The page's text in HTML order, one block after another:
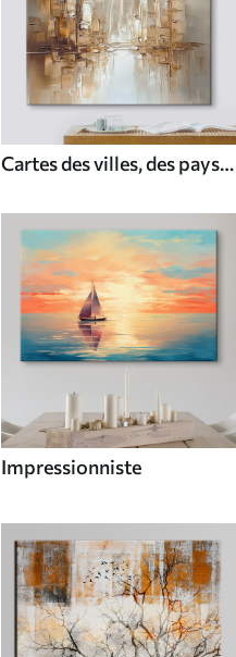
Cartes des villes, des pays
Impressionniste